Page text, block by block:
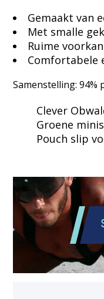
Gemaakt van
Met smalle
Ruime
Comfortabele
Samenstelling: 94%
Clever
Groene
Pouch slip